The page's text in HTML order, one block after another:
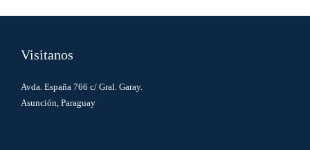
Visitanos
Avda. España 766 c/ Gral. Garay.
Asunción, Paraguay